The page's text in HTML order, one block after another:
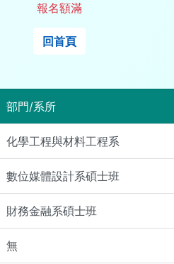
報名額滿
回首頁
部門/系所
化學工程與材料工程系
數位媒體設計系碩士班
財務金融系碩士班
無